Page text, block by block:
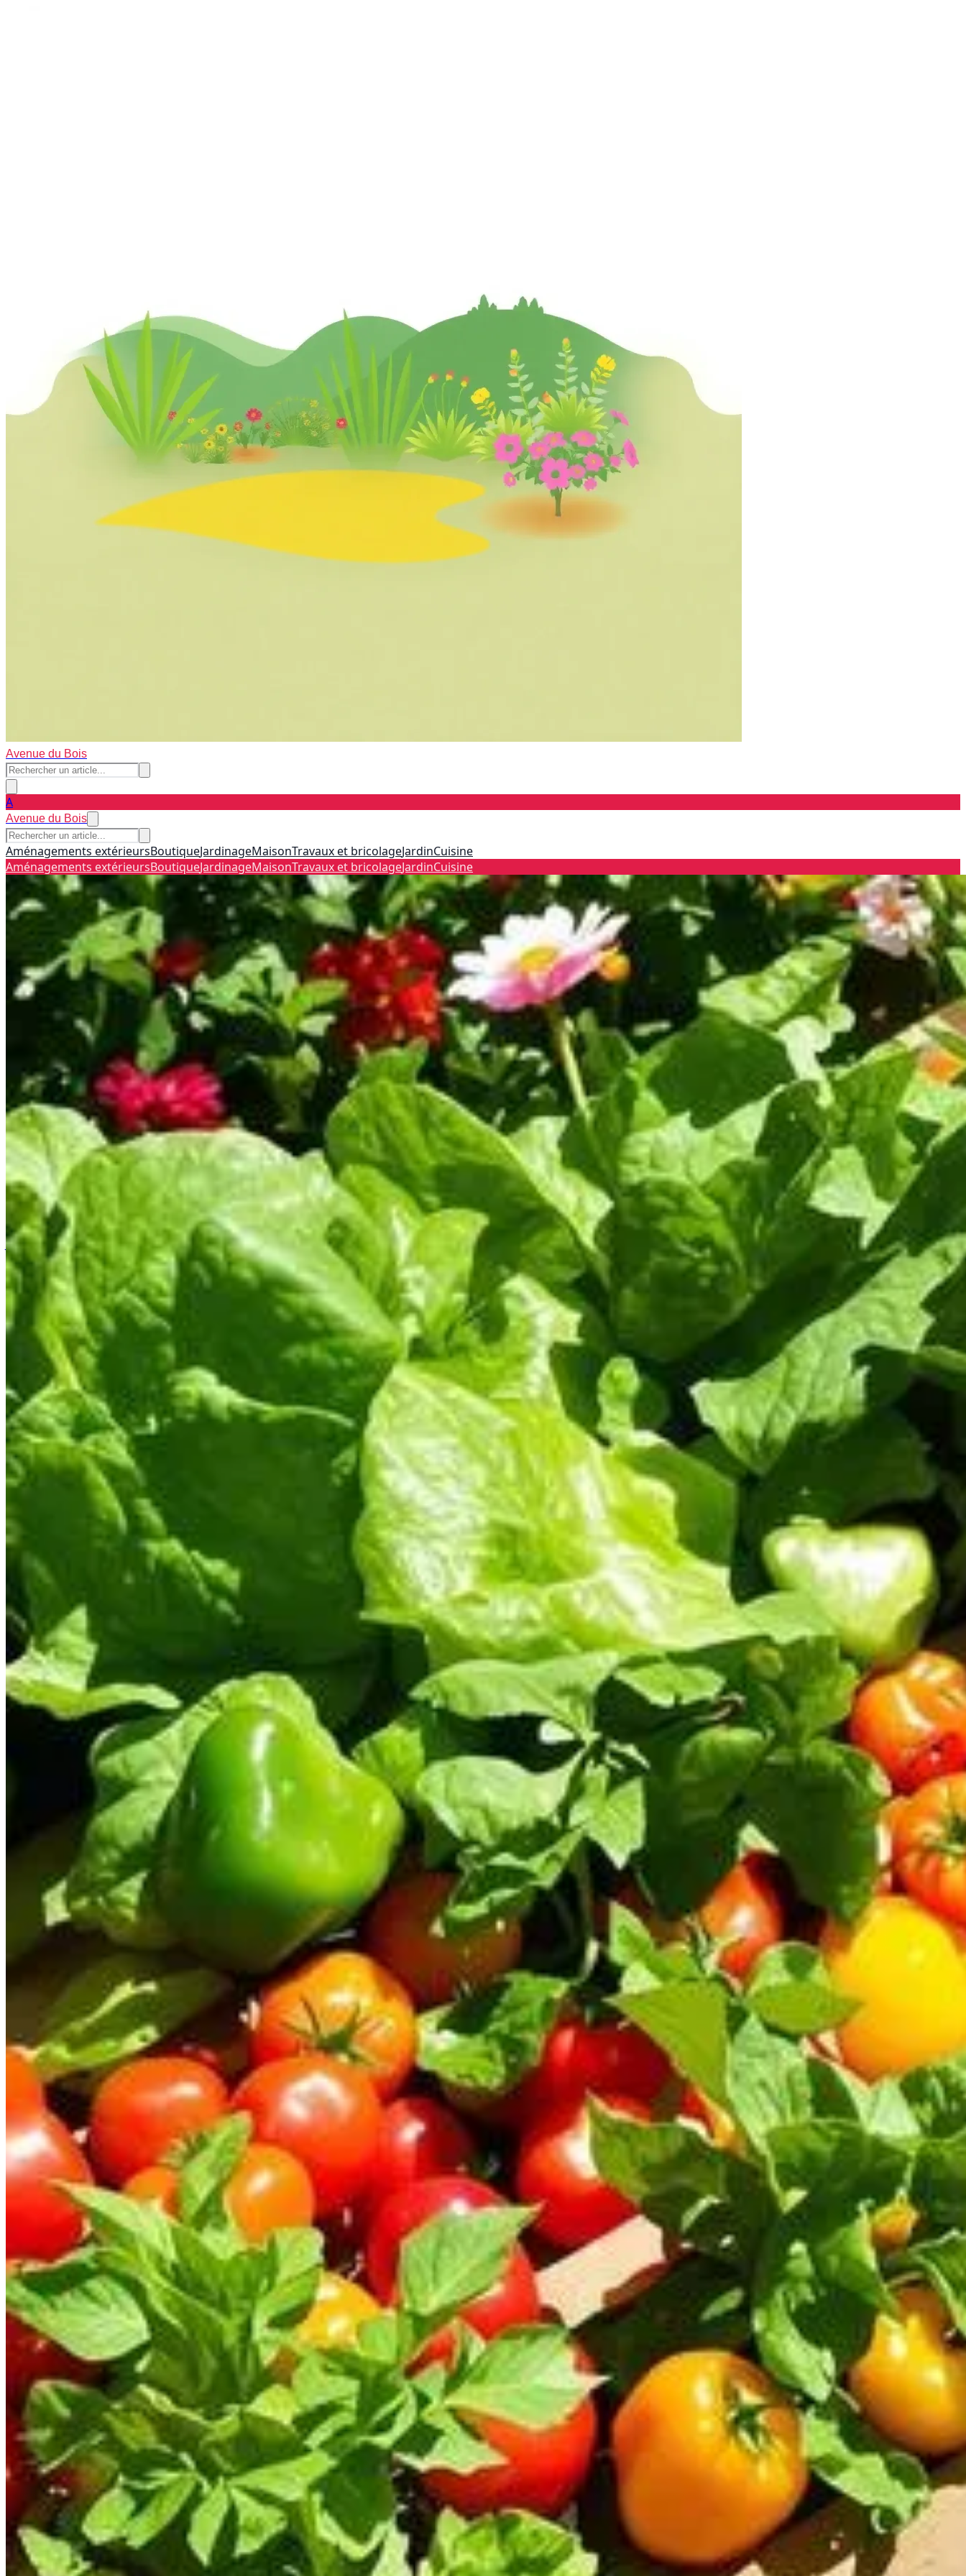
Avenue du Bois
A
Avenue du Bois
Aménagements extérieursBoutiqueJardinageMaisonTravaux et bricolageJardinCuisine
Aménagements extérieursBoutiqueJardinageMaisonTravaux et bricolageJardinCuisine
Accueil/ Jardinage /Transformez votre jardin facilement : La méthode incroyable du carton pour un potager sans effort
Jardinage
Transformez votre jardin facilement : La méthode incroyable du carton pour un potager sans effort
Publié le8 mars 2025 à 09:00
Démarrer son potager sans bêche : Une méthode simple et efficace
Pour les passionnés de jardinage, l'idée de se lancer dans un potager peut parfois être freinée par la tâche fastidieuse du labourage et du défrichage. Heureusement, une technique
inspirée de la permaculture vient révolutionner cette pratique : utiliser du carton pour préparer le sol de votre futur potager. Cette méthode écologique et économique transforme le
processus en un projet beaucoup plus accessible, même pour les néophytes.
Économie d'efforts : le rôle du carton dans le potager
La méthode du carton est une véritable aubaine pour ceux qui cherchent à réduire le labeur physique dans leur jardin. En plaçant simplement du carton brun sur le sol, vous créez une
barrière naturelle qui élimine la nécessité de retourner la terre. En bloquant l'accès à la lumière, le carton prive les mauvaises herbes de leur principale source de vie, permettant ainsi de
s'en débarrasser sans effort. Cette technique vous évite donc de passer des heures à désherber manuellement, tout en maintenant le sol prêt à être cultivé.
Favoriser la décomposition pour une fertilité améliorée
Le choix du matériau est primordial pour garantir le succès de cette méthode. Utilisez du carton brun, dépourvu de plastiques et d'encres toxiques, car sa décomposition lente est bénéfique
pour le sol. Au fur et à mesure que le carton se désintègre, il libère des nutriments précieux qui enrichissent le sol et favorisent la prolifération de micro-organismes bénéfiques. Cela crée un
environnement fertile et propice à la croissance de vos futures plantations.
Conservation de l'humidité et stimulation de la biodiversité